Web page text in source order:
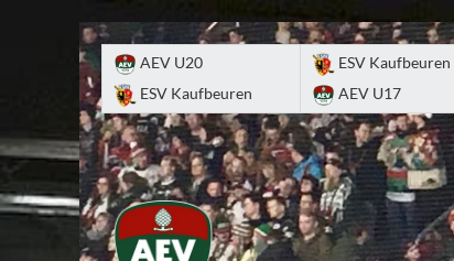
AEV U20
ESV Kaufbeuren
ESV Kaufbeuren
AEV U17